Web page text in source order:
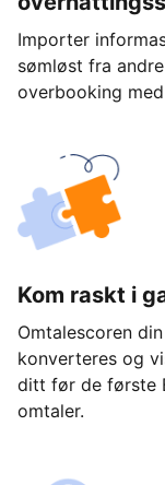
Importer
sømløst fra
overbooking
Kom raskt i
Omtalescoren
konverteres og
ditt før de første
omtaler.